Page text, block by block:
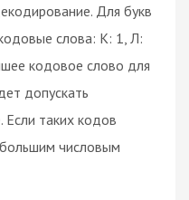
Для букв
слова: К: 1, Л:
кодовое слово для
допускать
таких кодов
числовым